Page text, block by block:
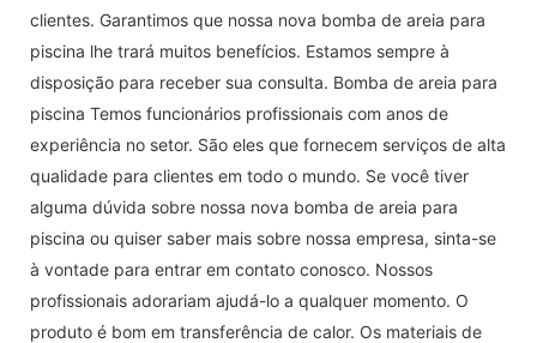
clientes. Garantimos que nossa nova bomba de areia para
piscina lhe trará muitos benefícios. Estamos sempre à
disposição para receber sua consulta. Bomba de areia para
piscina Temos funcionários profissionais com anos de
experiência no setor. São eles que fornecem serviços de alta
qualidade para clientes em todo o mundo. Se você tiver
alguma dúvida sobre nossa nova bomba de areia para
piscina ou quiser saber mais sobre nossa empresa, sinta-se
à vontade para entrar em contato conosco. Nossos
profissionais adorariam ajudá-lo a qualquer momento. O
produto é bom em transferência de calor. Os materiais de